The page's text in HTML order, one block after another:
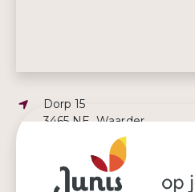
Adres:
Dorp 15
3465 NE, Waarder
E-mailadres:
info@bibliotheekwaarder.nl